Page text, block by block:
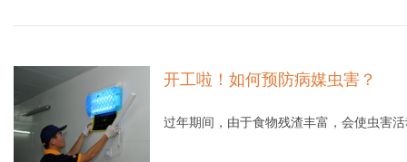
开工啦！如何预防病媒虫害？
过年期间，由于食物残渣丰富，会使虫害